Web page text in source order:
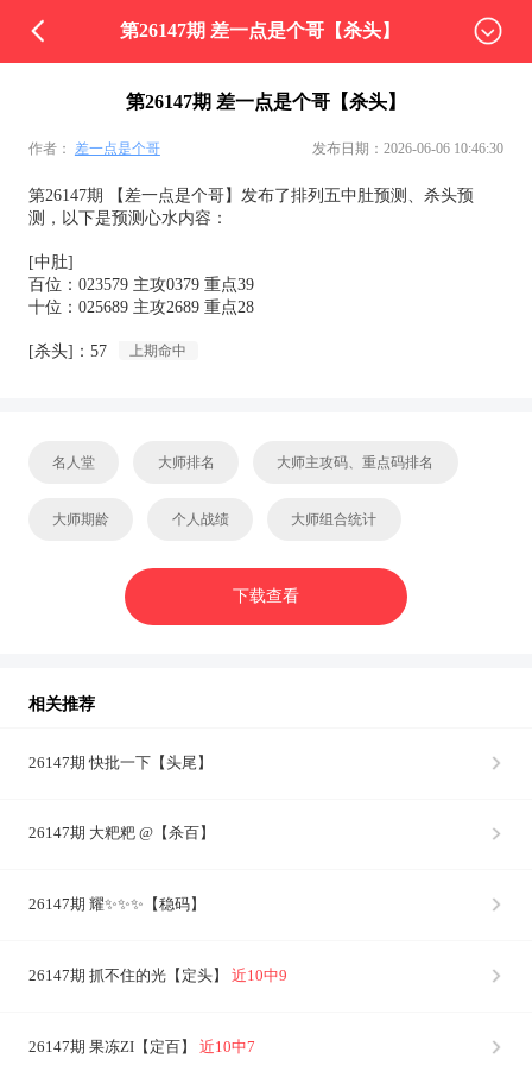
第26147期 差一点是个哥【杀头】
第26147期 差一点是个哥【杀头】
作者： 差一点是个哥 发布日期：2026-06-06 10:46:30
第26147期 【差一点是个哥】发布了排列五中肚预测、杀头预
测，以下是预测心水内容：
[中肚]
百位：023579 主攻0379 重点39
十位：025689 主攻2689 重点28
[杀头]：57 上期命中
名人堂 大师排名 大师主攻码、重点码排名
大师期龄 个人战绩 大师组合统计
下载查看
相关推荐
26147期 快批一下【头尾】
26147期 大粑粑 @【杀百】
26147期 耀✨✨✨【稳码】
26147期 抓不住的光【定头】 近10中9
26147期 果冻ZI【定百】 近10中7